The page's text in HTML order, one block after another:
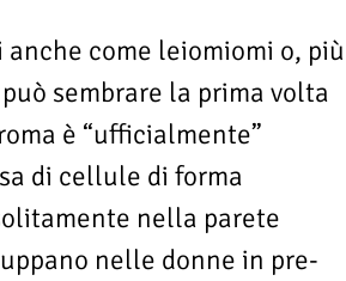
come leiomiomi o, più
sembrare la prima volta
è “ufficialmente”
di cellule di forma
nella parete
nelle donne in pre-